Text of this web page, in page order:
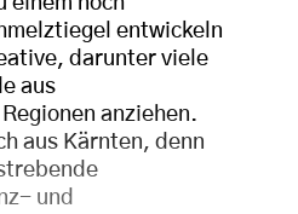
entwickeln
darunter viele
aus
anziehen.
aus Kärnten, denn
und